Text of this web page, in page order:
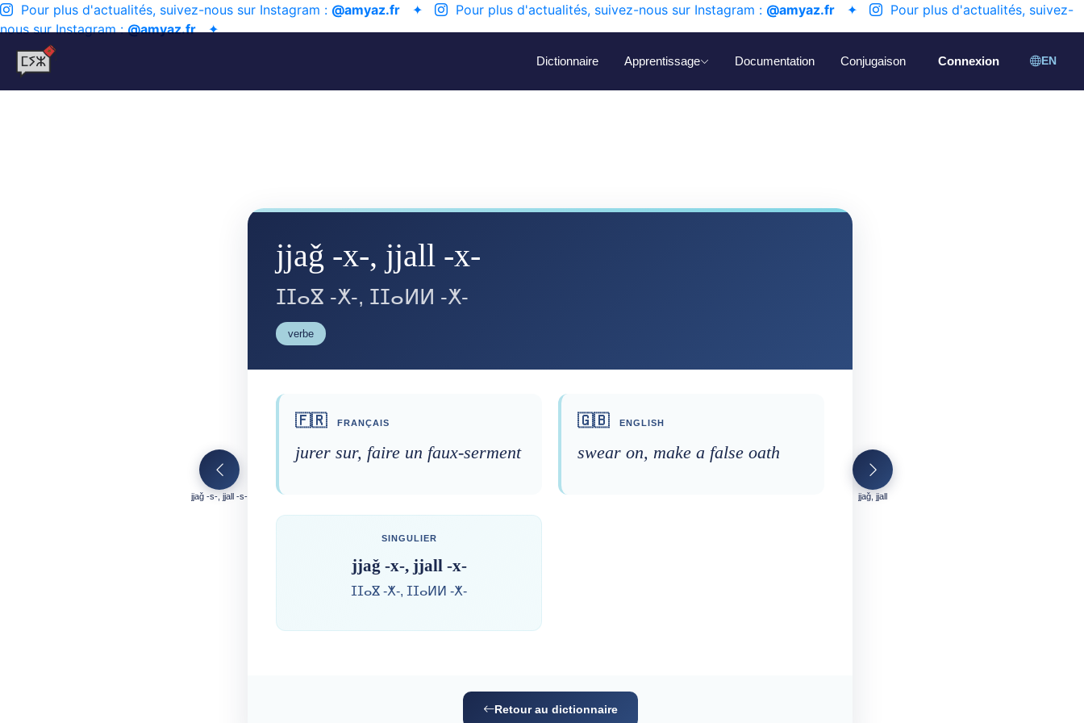
Pour plus d'actualités, suivez-nous sur Instagram : @amyaz.fr ✦ Pour plus d'actualités, suivez-nous sur Instagram : @amyaz.fr ✦
Pour plus d'actualités, suivez-
nous sur Instagram :@amyaz.fr✦
Dictionnaire Apprentissage Documentation Conjugaison Connexion EN
jjaǧ -s-, jjall -s-
jjaǧ -x-, jjall -x-
ⵊⵊⴰⴵ -ⵅ-, ⵊⵊⴰⵍⵍ -ⵅ-
verbe
🇫🇷 FRANÇAIS
jurer sur, faire un faux-serment
🇬🇧 ENGLISH
swear on, make a false oath
SINGULIER
jjaǧ -x-, jjall -x-
ⵊⵊⴰⴵ -ⵅ-, ⵊⵊⴰⵍⵍ -ⵅ-
Retour au dictionnaire
jjaǧ, jjall